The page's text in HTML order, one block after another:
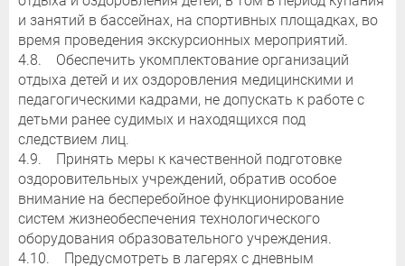
и занятий в бассейнах, на спортивных площадках, во
время проведения экскурсионных мероприятий.
4.8. Обеспечить укомплектование организаций
отдыха детей и их оздоровления медицинскими и
педагогическими кадрами, не допускать к работе с
детьми ранее судимых и находящихся под
следствием лиц.
4.9. Принять меры к качественной подготовке
оздоровительных учреждений, обратив особое
внимание на бесперебойное функционирование
систем жизнеобеспечения технологического
оборудования образовательного учреждения.
4.10. Предусмотреть в лагерях с дневным